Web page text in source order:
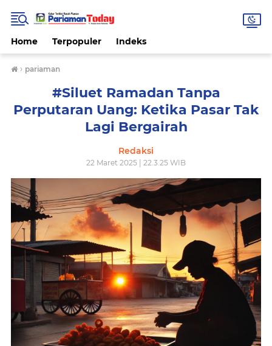
Home Terpopuler Indeks
› pariaman
#Siluet Ramadan Tanpa
Perputaran Uang: Ketika Pasar Tak
Lagi Bergairah
Redaksi
22 Maret 2025 | 22.3.25 WIB